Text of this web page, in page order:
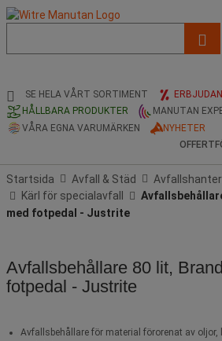
och
sökhistorik
SE HELA VÅRT SORTIMENT
HÅLLBARA PRODUKTER
MANUTAN
VÅRA EGNA VARUMÄRKEN
NYHETER
Startsida Avfall & Städ
Kärl för specialavfall
med fotpedal - Justrite
Avfallsbehållare 80 lit,
fotpedal - Justrite
Avfallsbehållare för material förorenat av oljor,